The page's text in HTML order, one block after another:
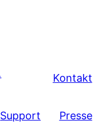
Kontakt
Support Presse